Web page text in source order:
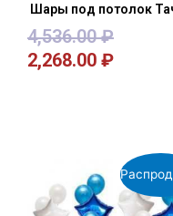
Шары под потолок
4,536.00₽
2,268.00 ₽